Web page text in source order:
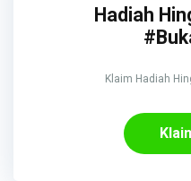
Hadiah
Klaim Hadiah